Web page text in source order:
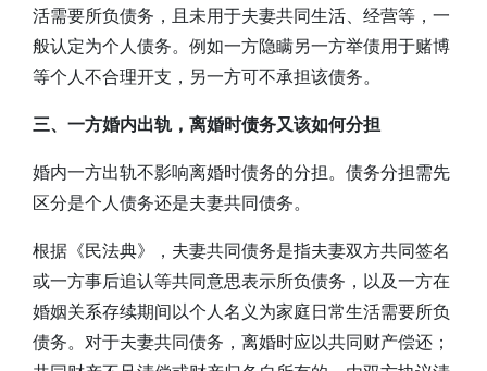
活需要所负债务，且未用于夫妻共同生活、经营等，一
般认定为个人债务。例如一方隐瞒另一方举债用于赌博
等个人不合理开支，另一方可不承担该债务。
三、一方婚内出轨，离婚时债务又该如何分担
婚内一方出轨不影响离婚时债务的分担。债务分担需先
区分是个人债务还是夫妻共同债务。
根据《民法典》，夫妻共同债务是指夫妻双方共同签名
或一方事后追认等共同意思表示所负债务，以及一方在
婚姻关系存续期间以个人名义为家庭日常生活需要所负
债务。对于夫妻共同债务，离婚时应以共同财产偿还；